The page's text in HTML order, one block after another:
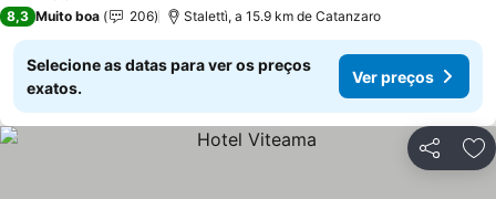
8,3 Muito boa 206 Stalettì, a 15.9 km de Catanzaro
Selecione as datas para ver os preços
exatos.
Ver preços
Partilhar